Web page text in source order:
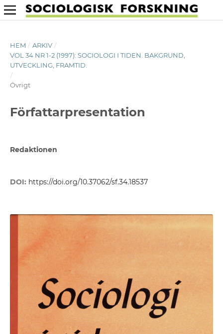
HEM / ARKIV /
VOL 34 NR 1-2 (1997): SOCIOLOGI I TIDEN. BAKGRUND,
UTVECKLING, FRAMTID.
/
Övrigt
Författarpresentation
Redaktionen
DOI: https://doi.org/10.37062/sf.34.18537